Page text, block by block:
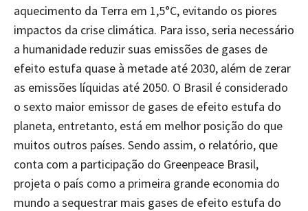
aquecimento da Terra em 1,5°C, evitando os piores
impactos da crise climática. Para isso, seria necessário
a humanidade reduzir suas emissões de gases de
efeito estufa quase à metade até 2030, além de zerar
as emissões líquidas até 2050. O Brasil é considerado
o sexto maior emissor de gases de efeito estufa do
planeta, entretanto, está em melhor posição do que
muitos outros países. Sendo assim, o relatório, que
conta com a participação do Greenpeace Brasil,
projeta o país como a primeira grande economia do
mundo a sequestrar mais gases de efeito estufa do